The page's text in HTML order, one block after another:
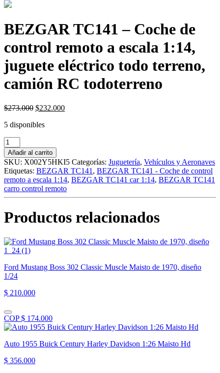
BEZGAR TC141 – Coche de
control remoto a escala 1:14,
juguete eléctrico todo terreno,
camión RC todoterreno
$273.000 Original
was:
$232.000Current
5 disponibles
BEZGAR
TC141
-
Coche
de
control
remoto
escala
1:14,
eléctrico
todo
terreno,
camión
RC
todoterreno
cantidad
Añadir al carrito
SKU: X002Y5HKI5 Categorías: Juguetería, Vehículos y Aeronaves
Etiquetas: BEZGAR TC141 , BEZGAR TC141 - Coche de control
remoto a escala 1:14, BEZGAR TC141 car 1:14, BEZGAR TC141
carro control remoto
Productos relacionados
Ford Mustang Boss 302 Classic Muscle Maisto de 1970, diseño
1/24
$ 210.000
COP $ 174.000
Auto 1955 Buick Century Harley Davidson 1:26 Maisto Hd
$ 356.000